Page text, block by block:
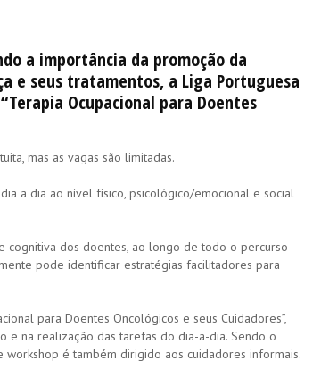
a importância da promoção da
e seus tratamentos, a Liga Portuguesa
Ocupacional para Doentes
mas as vagas são limitadas.
a dia ao nível físico, psicológico/emocional e social
cognitiva dos doentes, ao longo de todo o percurso
pode identificar estratégias facilitadores para
para Doentes Oncológicos e seus Cuidadores”,
e na realização das tarefas do dia-a-dia. Sendo o
é também dirigido aos cuidadores informais.